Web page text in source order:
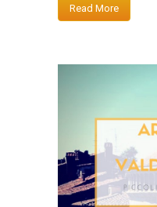
Read More